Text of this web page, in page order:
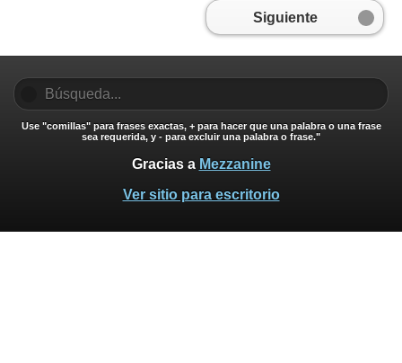
Siguiente
Use "comillas" para frases exactas, + para hacer que una palabra o una frase
sea requerida, y - para excluir una palabra o frase."
Gracias a Mezzanine
Ver sitio para escritorio